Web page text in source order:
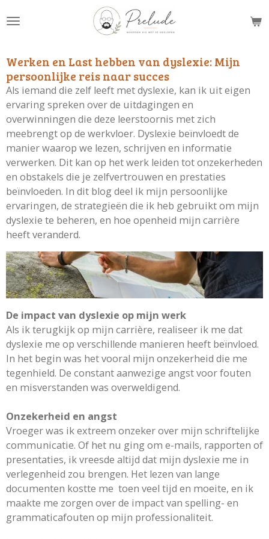
direct
de
hoofdinhoud
Werken en Last hebben van dyslexie: Mijn
persoonlijke reis naar succes
Als iemand die zelf leeft met dyslexie, kan ik uit eigen
ervaring spreken over de uitdagingen en
overwinningen die deze leerstoornis met zich
meebrengt op de werkvloer. Dyslexie beïnvloedt de
manier waarop we lezen, schrijven en informatie
verwerken. Dit kan op het werk leiden tot onzekerheden
en obstakels die je zelfvertrouwen en prestaties
beïnvloeden. In dit blog deel ik mijn persoonlijke
ervaringen, de strategieën die ik heb gebruikt om mijn
dyslexie te beheren, en hoe openheid mijn carrière
heeft veranderd.
De impact van dyslexie op mijn werk
Als ik terugkijk op mijn carrière, realiseer ik me dat
dyslexie me op verschillende manieren heeft beïnvloed.
In het begin was het vooral mijn onzekerheid die me
tegenhield. De constant aanwezige angst voor fouten
en misverstanden was overweldigend.
Onzekerheid en angst
Vroeger was ik extreem onzeker over mijn schriftelijke
communicatie. Of het nu ging om e-mails, rapporten of
presentaties, ik vreesde altijd dat mijn dyslexie me in
verlegenheid zou brengen. Het lezen van lange
documenten kostte me toen veel tijd en moeite, en ik
maakte me zorgen over de impact van spelling- en
grammaticafouten op mijn professionaliteit.